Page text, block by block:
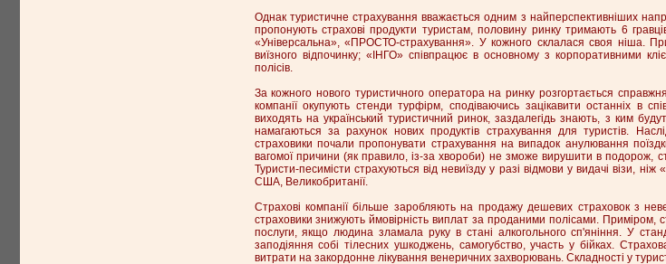
Однак туристичне страхування вважається одним з найперспективніших
пропонують страхові продукти туристам, половину ринку тримають 6
«Універсальна», «ПРОСТО-страхування». У кожного склалася своя ніша.
виїзного відпочинку; «ІНГО» співпрацює в основному з корпоративними
полісів.
За кожного нового туристичного оператора на ринку розгортається
компанії окупують стенди турфірм, сподіваючись зацікавити останніх в
виходять на український туристичний ринок, заздалегідь знають, з ким
намагаються за рахунок нових продуктів страхування для туристів.
страховики почали пропонувати страхування на випадок анулювання
вагомої причини (як правило, із-за хвороби) не зможе вирушити в подорож,
Туристи-песимісти страхуються від невиїзду у разі відмови у видачі візи,
США, Великобританії.
Страхові компанії більше заробляють на продажу дешевих страховок з
страховики знижують ймовірність виплат за проданими полісами. Приміром,
послуги, якщо людина зламала руку в стані алкогольного сп'яніння. У
заподіяння собі тілесних ушкоджень, самогубство, участь у бійках.
витрати на закордонне лікування венеричних захворювань. Складності у